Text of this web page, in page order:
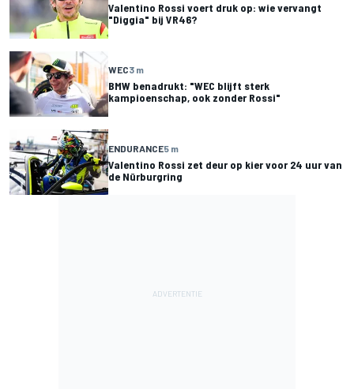
Valentino Rossi voert druk op: wie vervangt
"Diggia" bij VR46?
WEC3 m
BMW benadrukt: "WEC blijft sterk
kampioenschap, ook zonder Rossi"
ENDURANCE5 m
Valentino Rossi zet deur op kier voor 24 uur van
de Nürburgring